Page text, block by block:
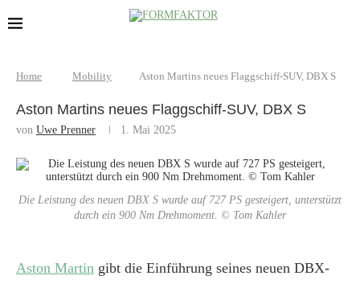
Home Mobility Aston Martins neues Flaggschiff-SUV, DBX S
Aston Martins neues Flaggschiff-SUV, DBX S
von Uwe Prenner 1. Mai 2025
Die Leistung des neuen DBX S wurde auf 727 PS gesteigert, unterstützt
durch ein 900 Nm Drehmoment. © Tom Kahler
Aston Martin gibt die Einführung seines neuen DBX-